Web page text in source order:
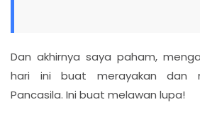
Dan akhirnya saya paham,
hari ini buat merayakan dan
Pancasila. Ini buat melawan lupa!